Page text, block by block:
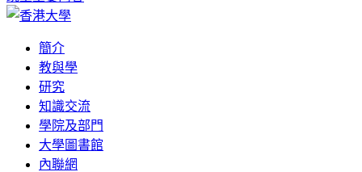
簡介
教與學
研究
知識交流
學院及部門
大學圖書館
內聯網